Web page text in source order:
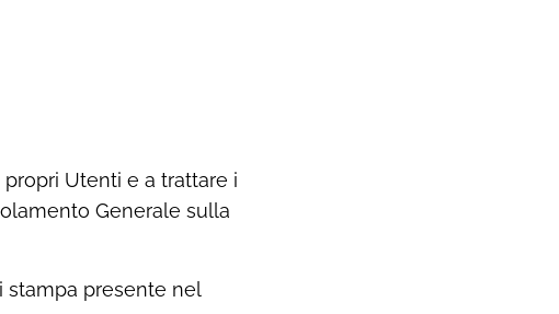
Utenti e a trattare i
Generale sulla
stampa presente nel